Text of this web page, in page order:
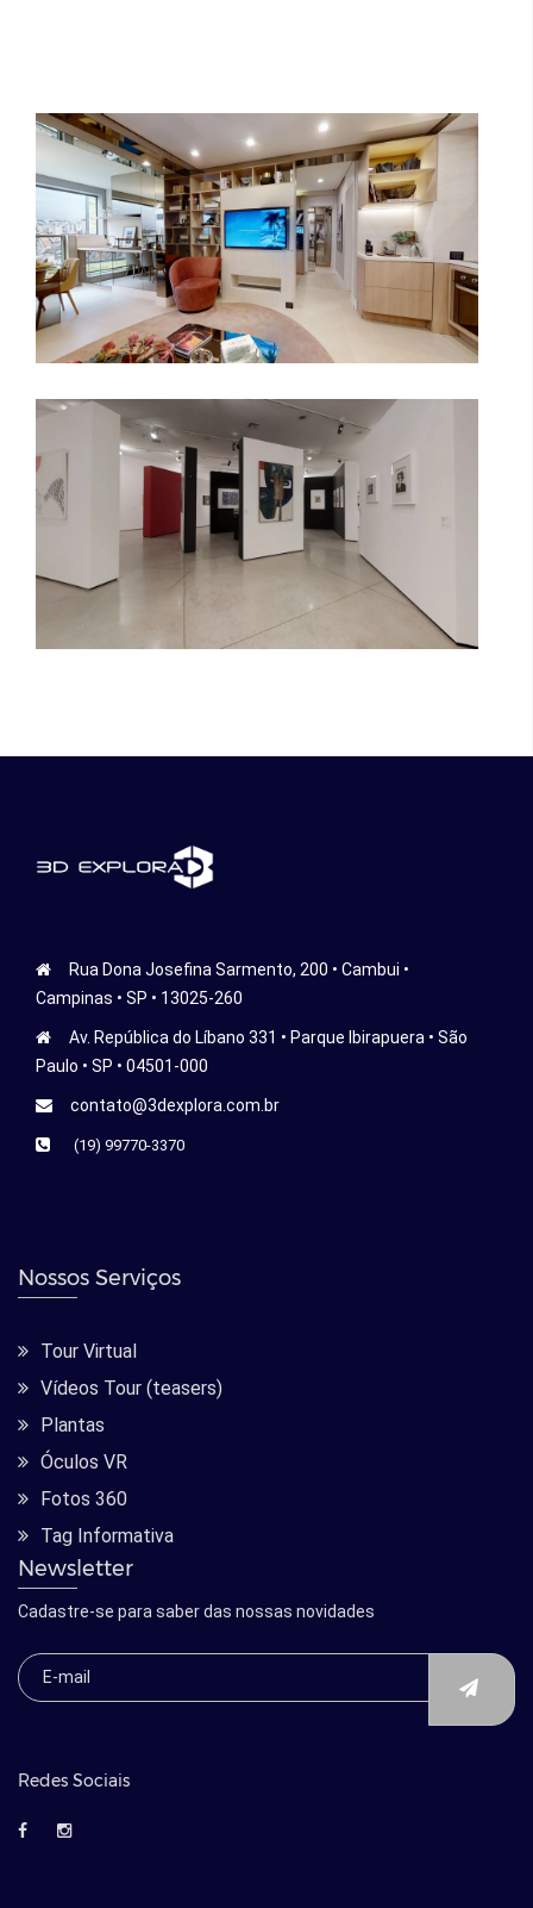
MAM | Os anos em que vivemos em
perigo
Rua Dona Josefina Sarmento, 200 • Cambui •
Campinas • SP • 13025-260
Av. República do Líbano 331 • Parque Ibirapuera • São
Paulo • SP • 04501-000
contato@3dexplora.com.br
(19) 99770-3370
Nossos Serviços
Tour Virtual
Vídeos Tour (teasers)
Plantas
Óculos VR
Fotos 360
Tag Informativa
Newsletter
Cadastre-se para saber das nossas novidades
Redes Sociais